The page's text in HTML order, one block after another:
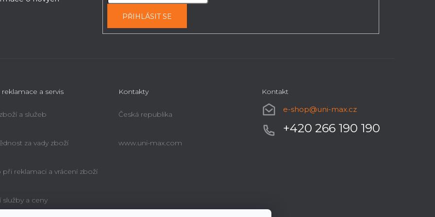
PŘIHLÁSIT SE
reklamace a servis
a služeb
za vady zboží
při reklamaci a vrácení zboží
služby a ceny
Kontakty
Česká republika
www.uni-max.com
Kontakt
e-shop@uni-max.cz
+420 266 190 190